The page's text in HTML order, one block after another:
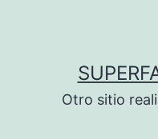
Otro sitio